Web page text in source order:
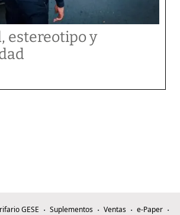
estereotipo y
GESE Suplementos Ventas
e-Paper